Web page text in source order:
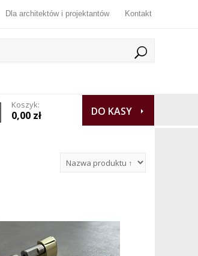
Dla architektów i projektantów Kontakt
Koszyk:
0,00 zł DO KASY